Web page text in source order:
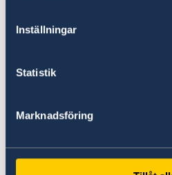
Inställningar
Statistik
Marknadsföring
Och så finns de som
berättelserna - flera
håller stora delar av
frågan brinner jag för.
Utöver det lägger jag just
interna reformprocess,